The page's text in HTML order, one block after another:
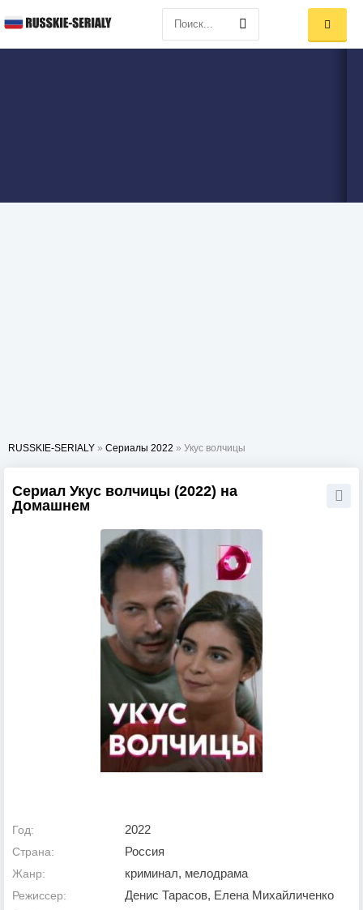
RUSSKIE-SERIALY » Сериалы 2022 » Укус волчицы
Сериал Укус волчицы (2022) на
Домашнем
Год: 2022
Страна: Россия
Жанр: криминал, мелодрама
Режиссер: Денис Тарасов, Елена Михайличенко